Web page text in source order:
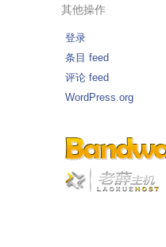
其他操作
登录
条目 feed
评论 feed
WordPress.org